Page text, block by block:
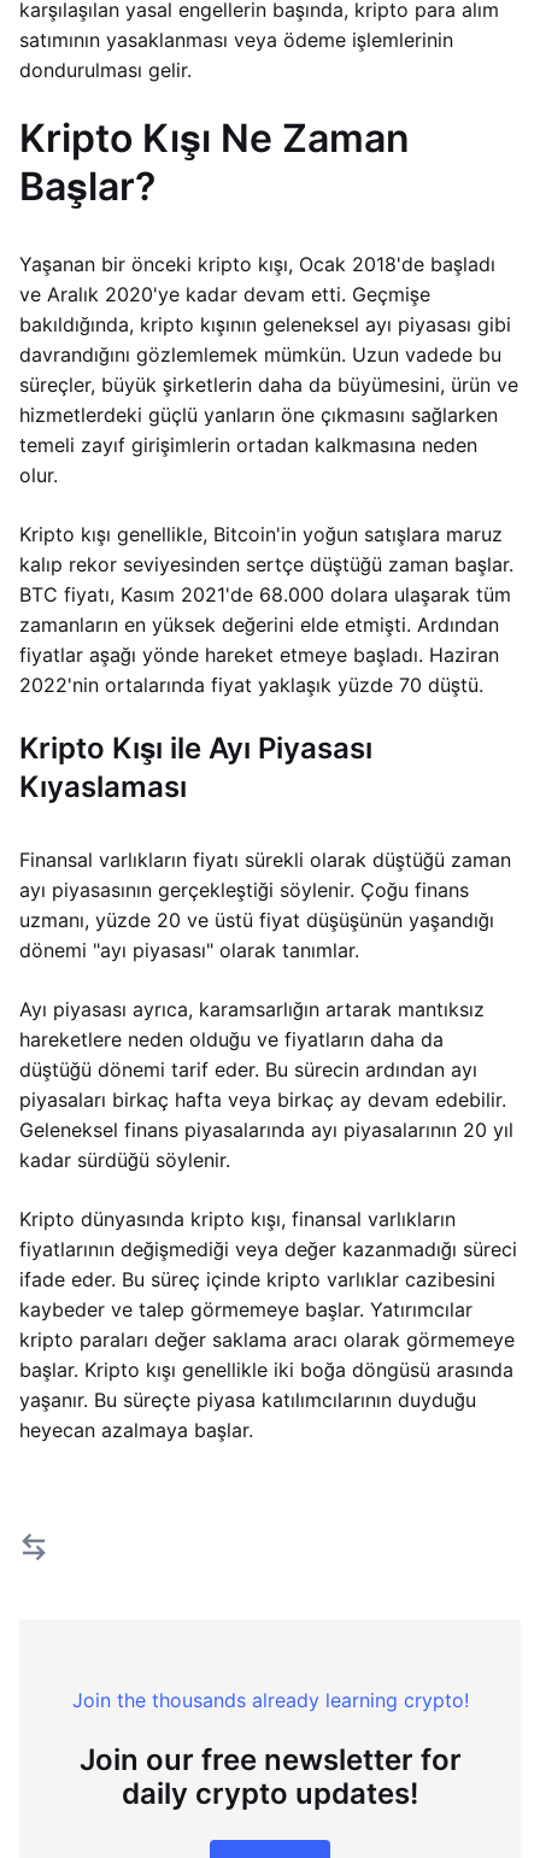
karşılaşılan yasal engellerin başında, kripto para alım
satımının yasaklanması veya ödeme işlemlerinin
dondurulması gelir.
Kripto Kışı Ne Zaman
Başlar?
Yaşanan bir önceki kripto kışı, Ocak 2018'de başladı
ve Aralık 2020'ye kadar devam etti. Geçmişe
bakıldığında, kripto kışının geleneksel ayı piyasası gibi
davrandığını gözlemlemek mümkün. Uzun vadede bu
süreçler, büyük şirketlerin daha da büyümesini, ürün ve
hizmetlerdeki güçlü yanların öne çıkmasını sağlarken
temeli zayıf girişimlerin ortadan kalkmasına neden
olur.
Kripto kışı genellikle, Bitcoin'in yoğun satışlara maruz
kalıp rekor seviyesinden sertçe düştüğü zaman başlar.
BTC fiyatı, Kasım 2021'de 68.000 dolara ulaşarak tüm
zamanların en yüksek değerini elde etmişti. Ardından
fiyatlar aşağı yönde hareket etmeye başladı. Haziran
2022'nin ortalarında fiyat yaklaşık yüzde 70 düştü.
Kripto Kışı ile Ayı Piyasası
Kıyaslaması
Finansal varlıkların fiyatı sürekli olarak düştüğü zaman
ayı piyasasının gerçekleştiği söylenir. Çoğu finans
uzmanı, yüzde 20 ve üstü fiyat düşüşünün yaşandığı
dönemi "ayı piyasası" olarak tanımlar.
Ayı piyasası ayrıca, karamsarlığın artarak mantıksız
hareketlere neden olduğu ve fiyatların daha da
düştüğü dönemi tarif eder. Bu sürecin ardından ayı
piyasaları birkaç hafta veya birkaç ay devam edebilir.
Geleneksel finans piyasalarında ayı piyasalarının 20 yıl
kadar sürdüğü söylenir.
Kripto dünyasında kripto kışı, finansal varlıkların
fiyatlarının değişmediği veya değer kazanmadığı süreci
ifade eder. Bu süreç içinde kripto varlıklar cazibesini
kaybeder ve talep görmemeye başlar. Yatırımcılar
kripto paraları değer saklama aracı olarak görmemeye
başlar. Kripto kışı genellikle iki boğa döngüsü arasında
yaşanır. Bu süreçte piyasa katılımcılarının duyduğu
heyecan azalmaya başlar.
Join the thousands already learning crypto!
Join our free newsletter for
daily crypto updates!